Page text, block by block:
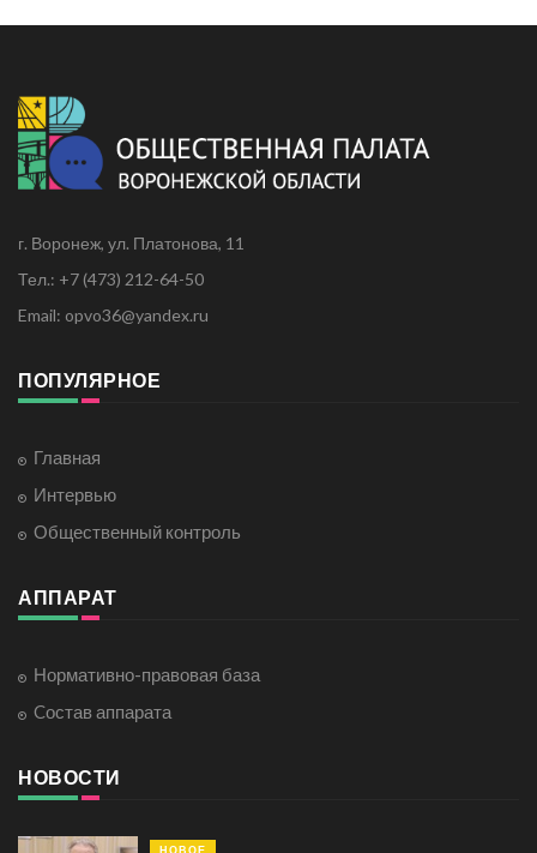
г. Воронеж, ул. Платонова, 11
Тел.: +7 (473) 212-64-50
Email: opvo36@yandex.ru
ПОПУЛЯРНОЕ
Главная
Интервью
Общественный контроль
АППАРАТ
Нормативно-правовая база
Cостав аппарата
НОВОСТИ
НОВОЕ